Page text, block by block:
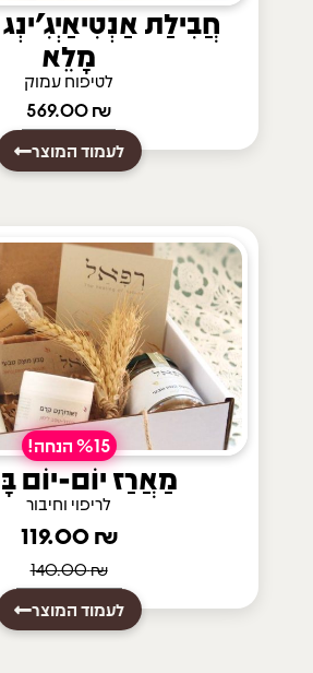
חֲבִילַת
מָלֵא
לטיפוח עמוק
₪
לעמוד המוצר
%15 הנחה!
מַאֲרַז יוֹם-יוֹם
לריפוי וחיבור
₪
140.00
₪
119.00
לעמוד המוצר